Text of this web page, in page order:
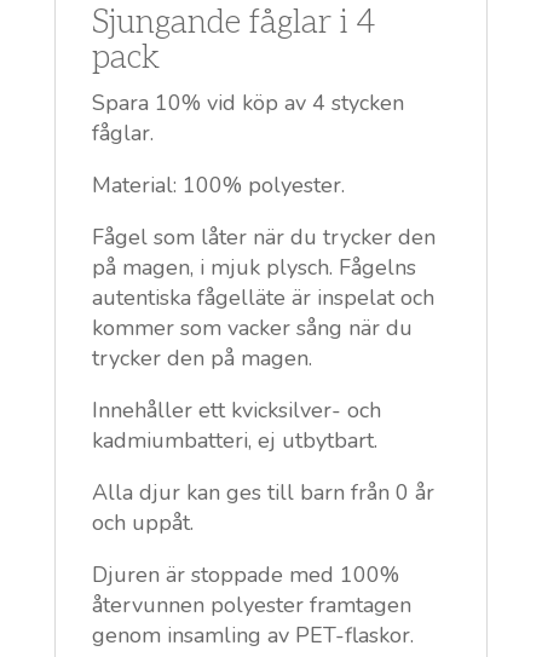
Sjungande fåglar i 4
pack
Spara 10% vid köp av 4 stycken
fåglar.
Material: 100% polyester.
Fågel som låter när du trycker den
på magen, i mjuk plysch. Fågelns
autentiska fågelläte är inspelat och
kommer som vacker sång när du
trycker den på magen.
Innehåller ett kvicksilver- och
kadmiumbatteri, ej utbytbart.
Alla djur kan ges till barn från 0 år
och uppåt.
Djuren är stoppade med 100%
återvunnen polyester framtagen
genom insamling av PET-flaskor.